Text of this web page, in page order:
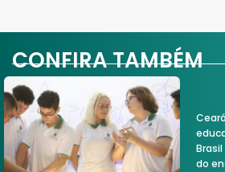
CONFIRA TAMBÉM
do